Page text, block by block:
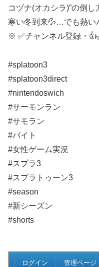
コヅナ(オカシラ)”の倒
寒い冬到来💦…でも熱い
※ ✅チャンネル登録・👍
#splatoon3
#splatoon3direct
#nintendoswich
#サーモンラン
#サモラン
#バイト
#女性ゲーム実況
#スプラ3
#スプラトゥーン3
#season
#新シーズン
#shorts